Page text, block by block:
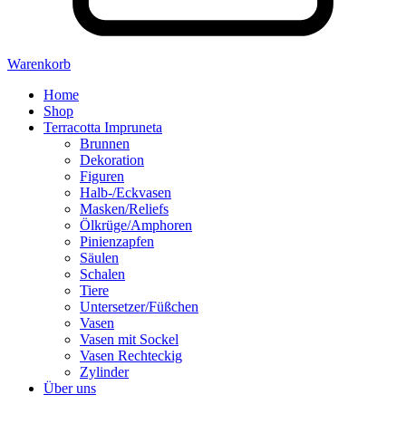
Warenkorb
Home
Shop
Terracotta Impruneta
Brunnen
Dekoration
Figuren
Halb-/Eckvasen
Masken/Reliefs
Ölkrüge/Amphoren
Pinienzapfen
Säulen
Schalen
Tiere
Untersetzer/Füßchen
Vasen
Vasen mit Sockel
Vasen Rechteckig
Zylinder
Über uns